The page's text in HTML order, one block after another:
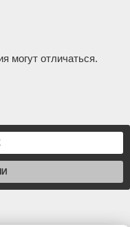
могут отличаться.